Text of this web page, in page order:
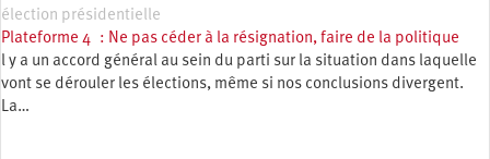
élection présidentielle
Plateforme 4 : Ne pas céder à la résignation, faire de la politique
l y a un accord général au sein du parti sur la situation dans laquelle
vont se dérouler les élections, même si nos conclusions divergent.
La…